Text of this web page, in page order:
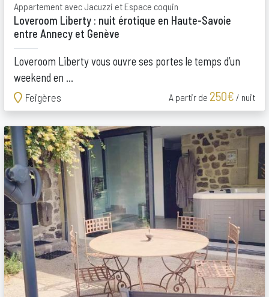
Appartement avec Jacuzzi et Espace coquin
Loveroom Liberty : nuit érotique en Haute-Savoie
entre Annecy et Genève
Loveroom Liberty vous ouvre ses portes le temps d’un
weekend en ...
Feigères
A partir de 250€ / nuit